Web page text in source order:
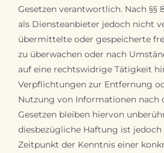
Gesetzen verantwortlich. Nach §§
als Diensteanbieter jedoch nicht
übermittelte oder gespeicherte
zu überwachen oder nach
auf eine rechtswidrige Tätigkeit
Verpflichtungen zur Entfernung
Nutzung von Informationen nach
Gesetzen bleiben hiervon
diesbezügliche Haftung ist jedoch
Zeitpunkt der Kenntnis einer